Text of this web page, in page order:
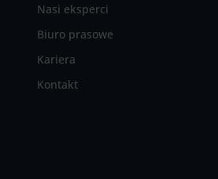
Nasi eksperci
Biuro prasowe
Kariera
Kontakt